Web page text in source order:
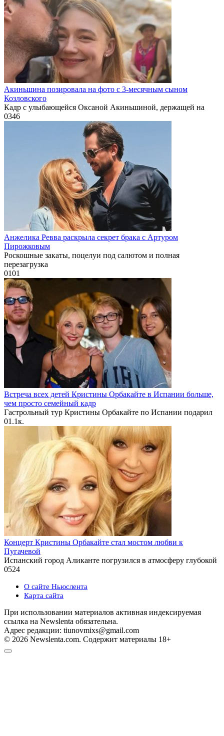
Акиньшина позировала на фото с 3-месячным сыном
Козловского
Кадр с улыбающейся Оксаной Акиньшиной, держащей на
0346
Анжелика Ревва раскрыла секрет брака с Артуром
Пирожковым
Роскошные закаты, поцелуи под салютом и полная
перезагрузка
0101
Встреча всех детей Кристины Орбакайте в Испании больше,
чем просто семейный кадр
Гастрольный тур Кристины Орбакайте по Испании подарил
01.1к.
Концерт Кристины Орбакайте стал мостом любви к
Пугачевой
Испанский город Аликанте погрузился в атмосферу глубокой
0524
О сайте Ньюслента
Карта сайта
При использовании материалов активная индексируемая
ссылка на Newslenta обязательна.
Адрес редакции: tiunovmixs@gmail.com
© 2026 Newslenta.com. Содержит материалы 18+